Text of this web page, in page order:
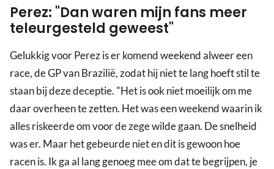
Perez: "Dan waren mijn fans meer
teleurgesteld geweest"
Gelukkig voor Perez is er komend weekend alweer een
race, de GP van Brazilië, zodat hij niet te lang hoeft stil te
staan bij deze deceptie. "Het is ook niet moeilijk om me
daar overheen te zetten. Het was een weekend waarin ik
alles riskeerde om voor de zege wilde gaan. De snelheid
was er. Maar het gebeurde niet en dit is gewoon hoe
racen is. Ik ga al lang genoeg mee om dat te begrijpen, je